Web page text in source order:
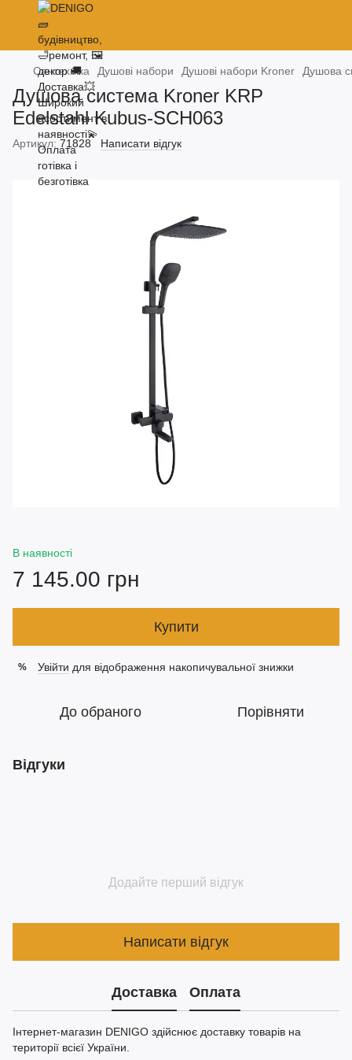
Сантехніка Душові набори Душові набори Kroner Душова
Душова система Kroner KRP
Edelstahl Kubus-SCH063
Артикул: 71828 Написати відгук
В наявності
7 145.00 грн
Купити
% Увійти для відображення накопичувальної знижки
До обраного Порівняти
Відгуки
Додайте перший відгук
Написати відгук
Доставка Оплата
Інтернет-магазин DENIGO здійснює доставку товарів на
території всієї України.